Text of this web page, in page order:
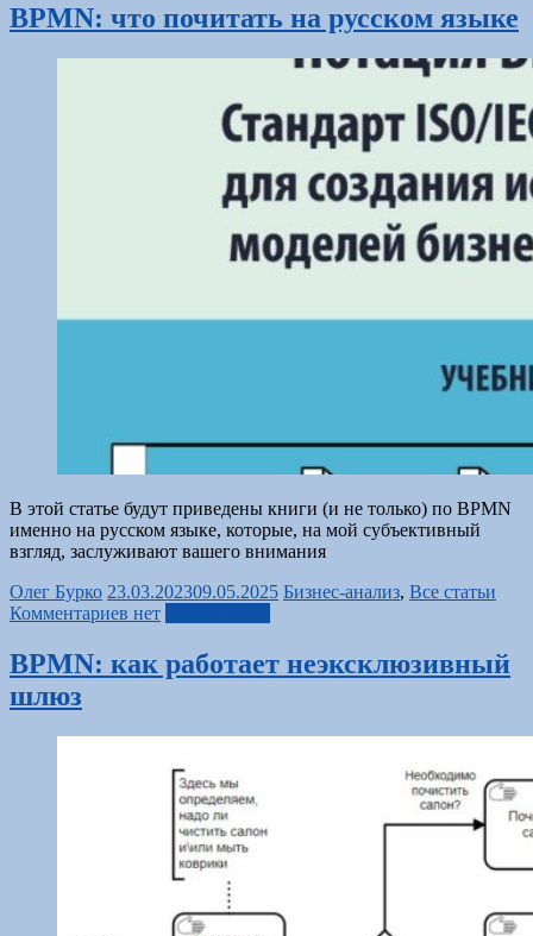
BPMN: что почитать на русском языке
В этой статье будут приведены книги (и не только) по BPMN
именно на русском языке, которые, на мой субъективный
взгляд, заслуживают вашего внимания
Олег Бурко 23.03.202309.05.2025 Бизнес-анализ, Все статьи
Комментариев нет
BPMN: как работает неэксклюзивный
шлюз